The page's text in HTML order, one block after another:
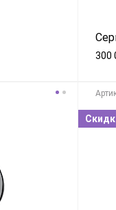
300